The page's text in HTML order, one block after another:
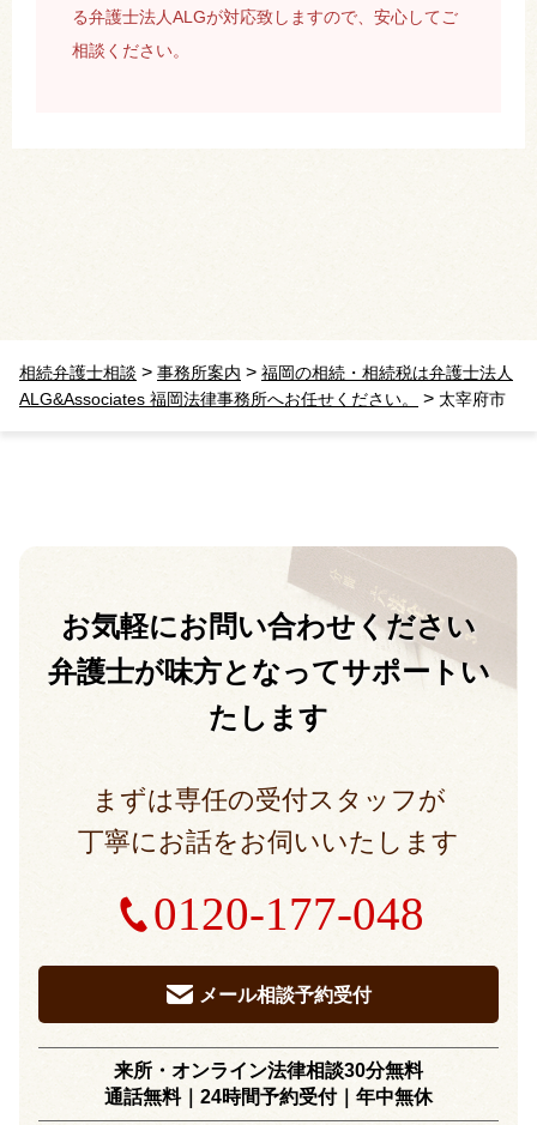
る弁護士法人ALGが対応致しますので、安心してご
相談ください。
相続弁護士相談 > 事務所案内 > 福岡の相続・相続税は弁護士法人
ALG&Associates 福岡法律事務所へお任せください。
> 太宰府市
お気軽にお問い合わせください
弁護士が味方となってサポートい
たします
まずは専任の受付スタッフが
丁寧にお話をお伺いいたします
0120-177-048
メール相談予約受付
来所・オンライン法律相談30分無料
通話無料｜24時間予約受付｜年中無休